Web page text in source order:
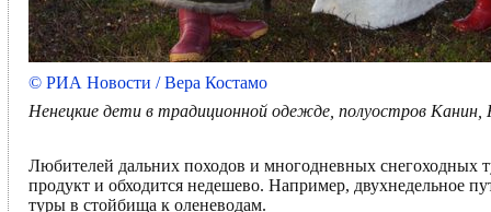
© РИА Новости / Вера Костамо
Ненецкие дети в традиционной одежде, полуостров Канин,
Любителей дальних походов и многодневных снегоходных
продукт и обходится недешево. Например, двухнедельное
туры в стойбища к оленеводам.